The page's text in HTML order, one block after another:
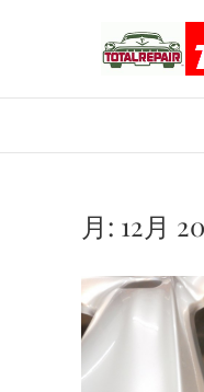
ホイ
ータ
月: 12月